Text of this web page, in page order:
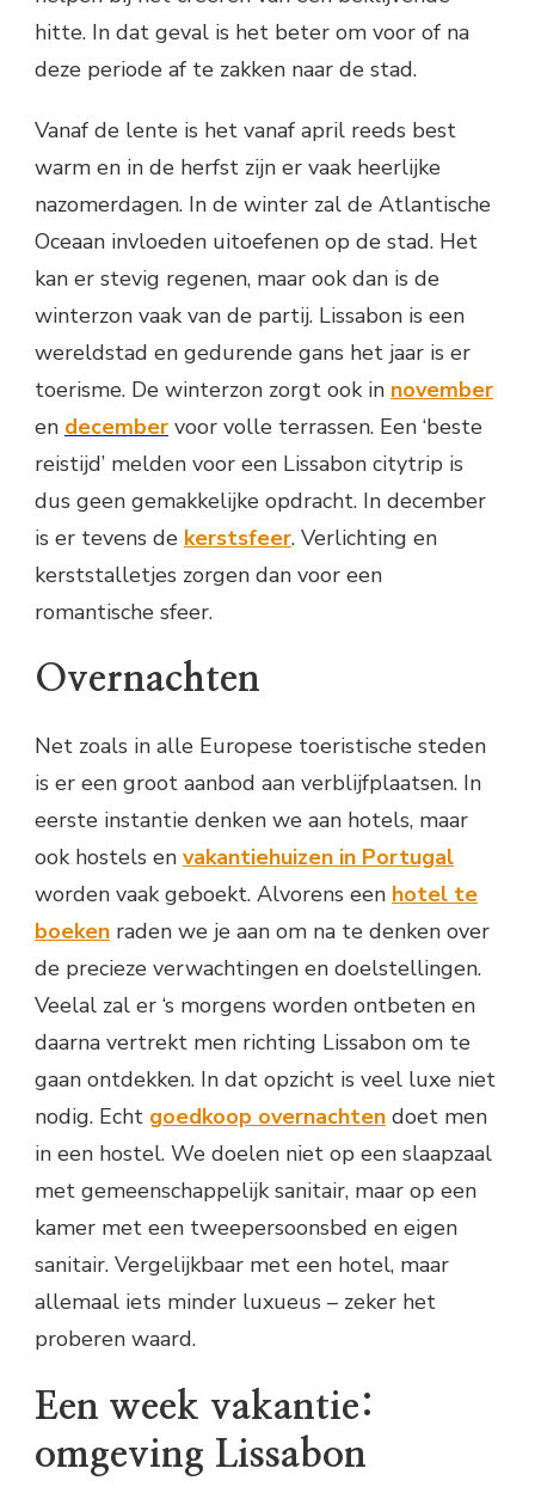
hitte. In dat geval is het beter om voor of na
deze periode af te zakken naar de stad.
Vanaf de lente is het vanaf april reeds best
warm en in de herfst zijn er vaak heerlijke
nazomerdagen. In de winter zal de Atlantische
Oceaan invloeden uitoefenen op de stad. Het
kan er stevig regenen, maar ook dan is de
winterzon vaak van de partij. Lissabon is een
wereldstad en gedurende gans het jaar is er
toerisme. De winterzon zorgt ook in november
en december voor volle terrassen. Een ‘beste
reistijd’ melden voor een Lissabon citytrip is
dus geen gemakkelijke opdracht. In december
is er tevens de kerstsfeer. Verlichting en
kerststalletjes zorgen dan voor een
romantische sfeer.
Overnachten
Net zoals in alle Europese toeristische steden
is er een groot aanbod aan verblijfplaatsen. In
eerste instantie denken we aan hotels, maar
ook hostels en vakantiehuizen in Portugal
worden vaak geboekt. Alvorens een hotel te
boeken raden we je aan om na te denken over
de precieze verwachtingen en doelstellingen.
Veelal zal er ‘s morgens worden ontbeten en
daarna vertrekt men richting Lissabon om te
gaan ontdekken. In dat opzicht is veel luxe niet
nodig. Echt goedkoop overnachten doet men
in een hostel. We doelen niet op een slaapzaal
met gemeenschappelijk sanitair, maar op een
kamer met een tweepersoonsbed en eigen
sanitair. Vergelijkbaar met een hotel, maar
allemaal iets minder luxueus – zeker het
proberen waard.
Een week vakantie:
omgeving Lissabon